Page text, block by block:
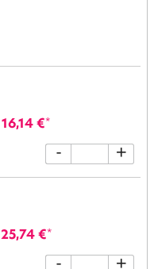
16,14 €*
- +
25,74 €*
- +